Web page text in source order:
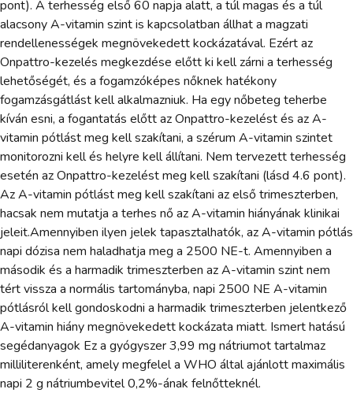
pont). A terhesség első 60 napja alatt, a túl magas és a túl
alacsony A-vitamin szint is kapcsolatban állhat a magzati
rendellenességek megnövekedett kockázatával. Ezért az
Onpattro-kezelés megkezdése előtt ki kell zárni a terhesség
lehetőségét, és a fogamzóképes nőknek hatékony
fogamzásgátlást kell alkalmazniuk. Ha egy nőbeteg teherbe
kíván esni, a fogantatás előtt az Onpattro-kezelést és az A-
vitamin pótlást meg kell szakítani, a szérum A-vitamin szintet
monitorozni kell és helyre kell állítani. Nem tervezett terhesség
esetén az Onpattro-kezelést meg kell szakítani (lásd 4.6 pont).
Az A-vitamin pótlást meg kell szakítani az első trimeszterben,
hacsak nem mutatja a terhes nő az A-vitamin hiányának klinikai
jeleit.Amennyiben ilyen jelek tapasztalhatók, az A-vitamin pótlás
napi dózisa nem haladhatja meg a 2500 NE-t. Amennyiben a
második és a harmadik trimeszterben az A-vitamin szint nem
tért vissza a normális tartományba, napi 2500 NE A-vitamin
pótlásról kell gondoskodni a harmadik trimeszterben jelentkező
A-vitamin hiány megnövekedett kockázata miatt. Ismert hatású
segédanyagok Ez a gyógyszer 3,99 mg nátriumot tartalmaz
milliliterenként, amely megfelel a WHO által ajánlott maximális
napi 2 g nátriumbevitel 0,2%-ának felnőtteknél.